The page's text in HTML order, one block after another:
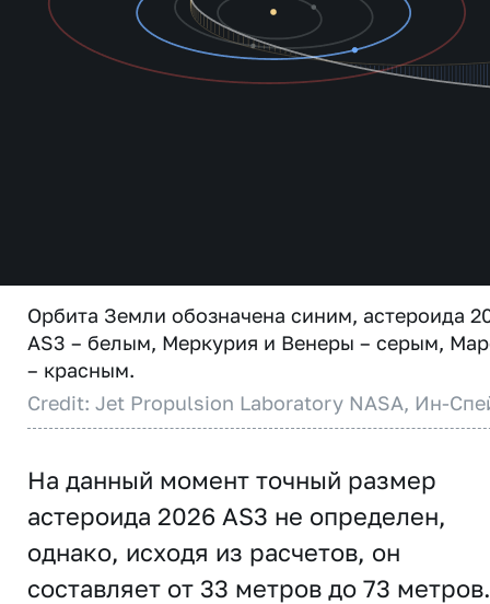
Орбита Земли обозначена синим, астероида
AS3 – белым, Меркурия и Венеры – серым,
– красным.
Credit: Jet Propulsion Laboratory NASA, Ин-
На данный момент точный размер
астероида 2026 AS3 не определен,
однако, исходя из расчетов, он
составляет от 33 метров до 73 метров.